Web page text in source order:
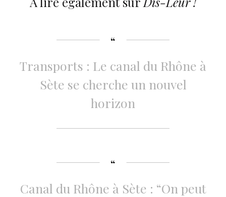
Transports : Le canal du Rhône à
Sète se cherche un nouvel
horizon
Canal du Rhône à Sète : “On peut